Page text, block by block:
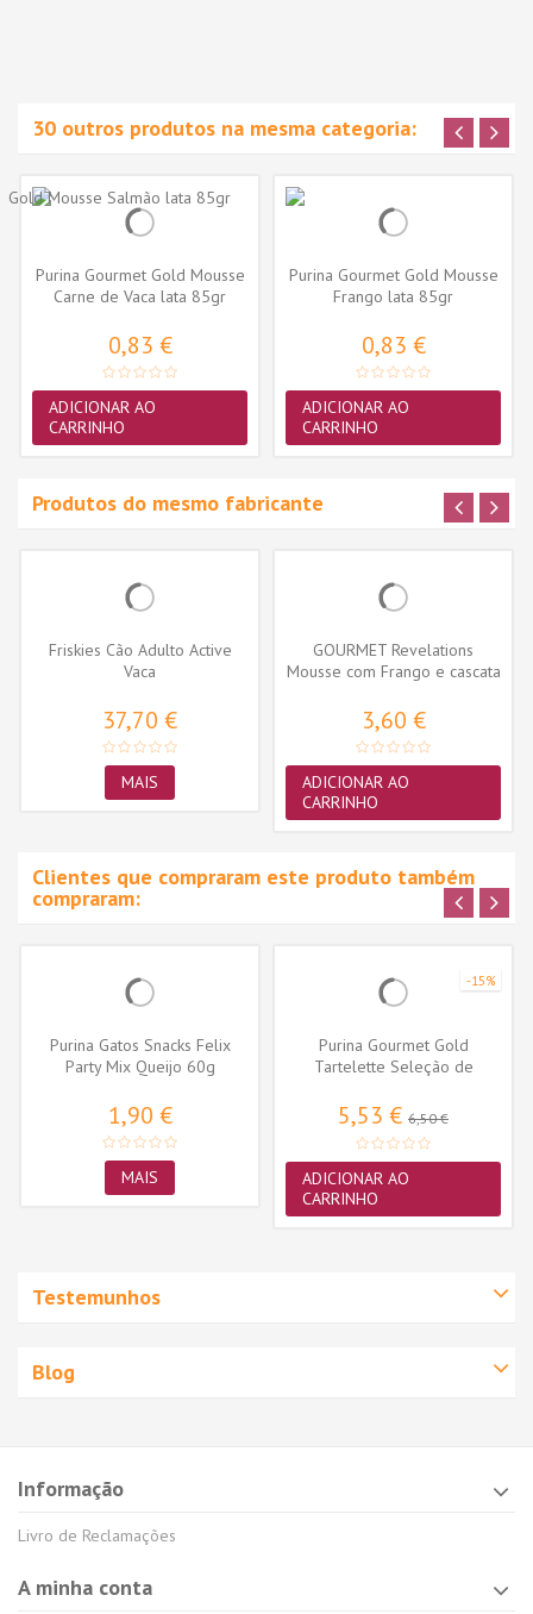
30 outros produtos na mesma categoria:
Purina Gourmet Gold Mousse
Carne de Vaca lata 85gr
0,83 €
ADICIONAR AO
CARRINHO
Purina Gourmet Gold Mousse
Frango lata 85gr
0,83 €
ADICIONAR AO
CARRINHO
Produtos do mesmo fabricante
Friskies Cão Adulto Active
Vaca
37,70 €
MAIS
GOURMET Revelations
Mousse com Frango e cascata
3,60 €
ADICIONAR AO
CARRINHO
Clientes que compraram este produto também
compraram:
Purina Gatos Snacks Felix
Party Mix Queijo 60g
1,90 €
MAIS
-15%
Purina Gourmet Gold
Tartelette Seleção de
5,53 € 6,50 €
ADICIONAR AO
CARRINHO
Testemunhos
Blog
Informação
Livro de Reclamações
A minha conta